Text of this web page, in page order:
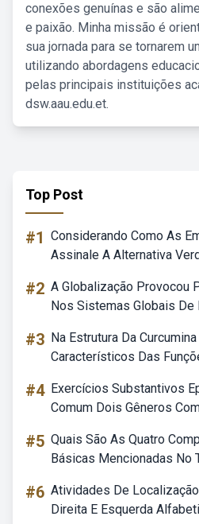
conexões genuínas e são
e paixão. Minha missão é
sua jornada para se tornarem
utilizando abordagens
pelas principais instituições
dsw.aau.edu.et.
Top Post
#1 Considerando Como As
Assinale A Alternativa
#2 A Globalização Provocou
Nos Sistemas Globais De
#3 Na Estrutura Da
Característicos Das
#4 Exercícios Substantivos
Comum Dois Gêneros
#5 Quais São As Quatro
Básicas Mencionadas No
#6 Atividades De
Direita E Esquerda